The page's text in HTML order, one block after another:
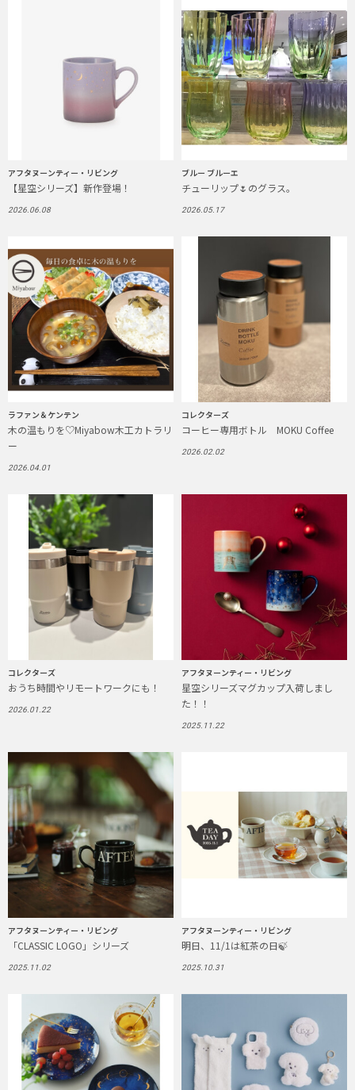
アフタヌーンティー・リビング
【星空シリーズ】新作登場！
2026.06.08
ブルー ブルーエ
チューリップ🌷のグラス。
2026.05.17
ラファン＆ケンテン
木の温もりを♡Miyabow木工カトラリ
ー
2026.04.01
コレクターズ
コーヒー専用ボトル MOKU Coffee
2026.02.02
コレクターズ
おうち時間やリモートワークにも！
2026.01.22
アフタヌーンティー・リビング
星空シリーズマグカップ入荷しまし
た！！
2025.11.22
アフタヌーンティー・リビング
「CLASSIC LOGO」シリーズ
2025.11.02
アフタヌーンティー・リビング
明日、11/1は紅茶の日🍃
2025.10.31